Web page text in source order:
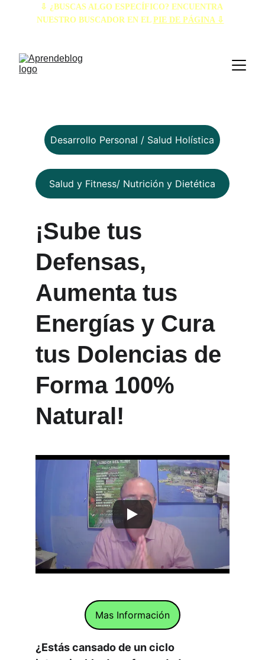
⇩ ¿BUSCAS ALGO ESPECÍFICO? ENCUENTRA
NUESTRO BUSCADOR EN EL PIE DE PÁGINA ⇩
¡Sube tus
Defensas,
Aumenta tus
Energías y Cura
tus Dolencias de
Forma 100%
Natural!
¿Estás cansado de un ciclo
Desarrollo Personal / Salud Holística
Salud y Fitness/ Nutrición y Dietética
Mas Información